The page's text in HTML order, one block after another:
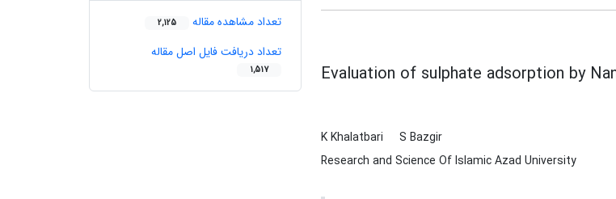
Evaluation of sulphate adsorption by
K Khalatbari
S Bazgir
Research and Science Of Islamic Azad University
تعداد مشاهده مقاله 2,125
تعداد دریافت فایل اصل مقاله
1,517